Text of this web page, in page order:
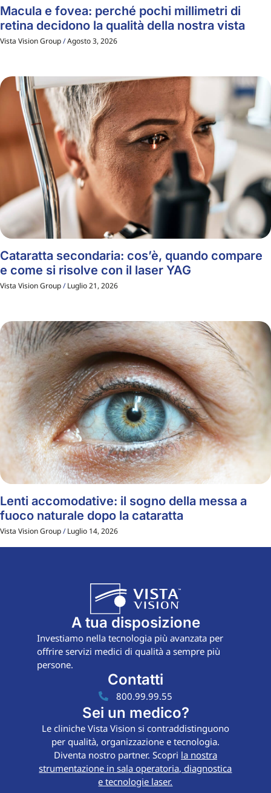
Macula e fovea: perché pochi millimetri di
retina decidono la qualità della nostra vista
Vista Vision Group Agosto 3, 2026
Cataratta secondaria: cos’è, quando compare
e come si risolve con il laser YAG
Vista Vision Group Luglio 21, 2026
Lenti accomodative: il sogno della messa a
fuoco naturale dopo la cataratta
Vista Vision Group Luglio 14, 2026
A tua disposizione
Investiamo nella tecnologia più avanzata per
offrire servizi medici di qualità a sempre più
persone.
Contatti
800.99.99.55
Sei un medico?
Le cliniche Vista Vision si contraddistinguono
per qualità, organizzazione e tecnologia.
Diventa nostro partner. Scopri la nostra
strumentazione in sala operatoria, diagnostica
e tecnologie laser.